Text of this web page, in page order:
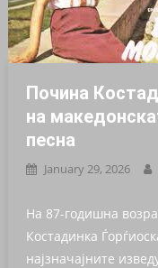
Почина
на
песна
January 29, 2026
На 87-годишна
Костадинка
најзначајните